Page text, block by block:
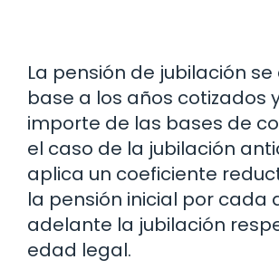
La pensión de jubilación
base a los años cotizados
importe de las bases de
el caso de la jubilación
aplica un coeficiente
la pensión inicial por cada
adelante la jubilación
edad legal.